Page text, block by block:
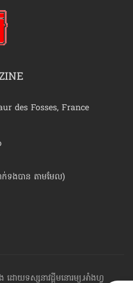
des Fosses, France
ក់ទងបាន តាមមែល)
ដោយទស្សនាវដ្ដី​មនោរម្យ.អាំងហ្វូ